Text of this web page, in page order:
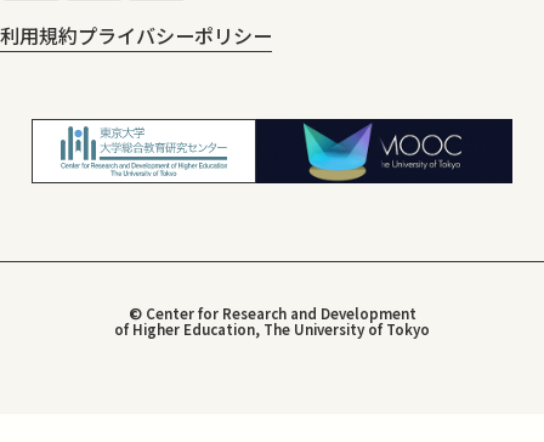
利用規約プライバシーポリシー
© Center for Research and Development
of Higher Education, The University of Tokyo